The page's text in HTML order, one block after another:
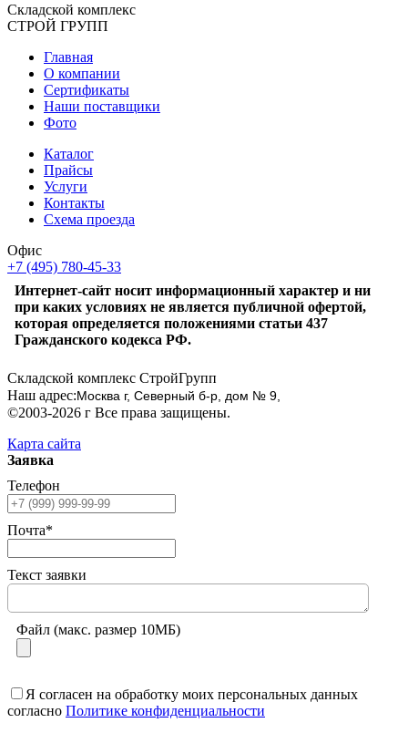
Складской комплекс
СТРОЙ ГРУПП
Главная
О компании
Сертификаты
Наши поставщики
Фото
Каталог
Прайсы
Услуги
Контакты
Схема проезда
Офис
+7 (495) 780-45-33
Интернет-сайт носит информационный характер и ни
при каких условиях не является публичной офертой,
которая определяется положениями статьи 437
Гражданского кодекса РФ.
Складской комплекс СтройГрупп
Наш адрес:Москва г, Северный б-р, дом № 9,
©2003-2026 г Все права защищены.
Карта сайта
Заявка
Телефон
Почта*
Текст заявки
Файл (макс. размер 10МБ)
Я согласен на обработку моих персональных данных
согласно Политике конфиденциальности